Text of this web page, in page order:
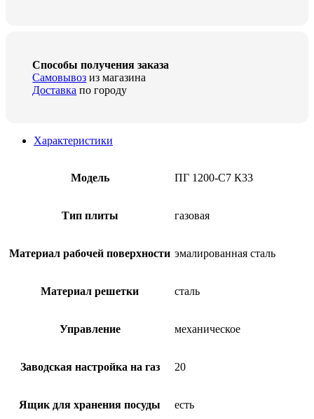
Способы получения заказа
Самовывоз из магазина
Доставка по городу
Характеристики
Модель ПГ 1200-С7 К33
Тип плиты газовая
Материал рабочей поверхности эмалированная сталь
Материал решетки сталь
Управление механическое
Заводская настройка на газ 20
Ящик для хранения посуды есть